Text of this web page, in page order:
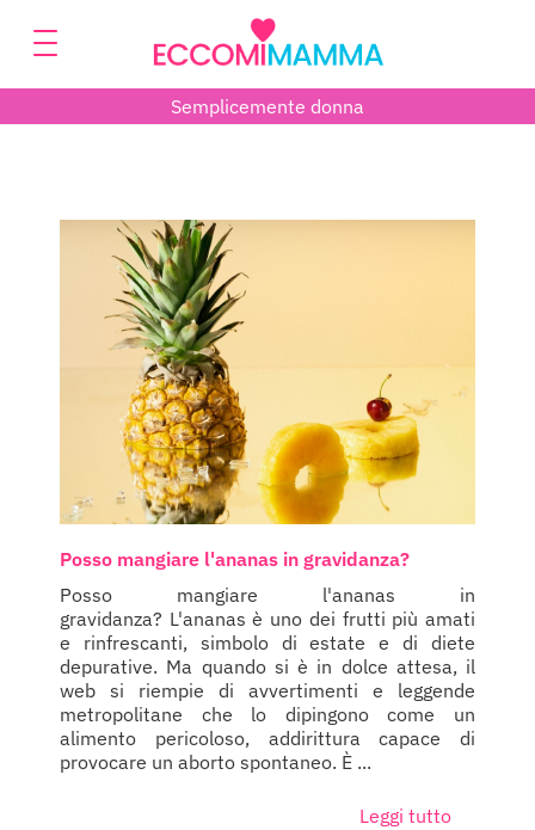
Semplicemente donna
Posso mangiare l'ananas in gravidanza?
Posso mangiare l'ananas in
gravidanza? L'ananas è uno dei frutti più amati
e rinfrescanti, simbolo di estate e di diete
depurative. Ma quando si è in dolce attesa, il
web si riempie di avvertimenti e leggende
metropolitane che lo dipingono come un
alimento pericoloso, addirittura capace di
provocare un aborto spontaneo. È ...
Leggi tutto